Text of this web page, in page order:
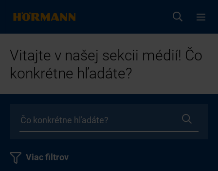
Vitajte v našej sekcii médií! Čo
konkrétne hľadáte?
Viac filtrov